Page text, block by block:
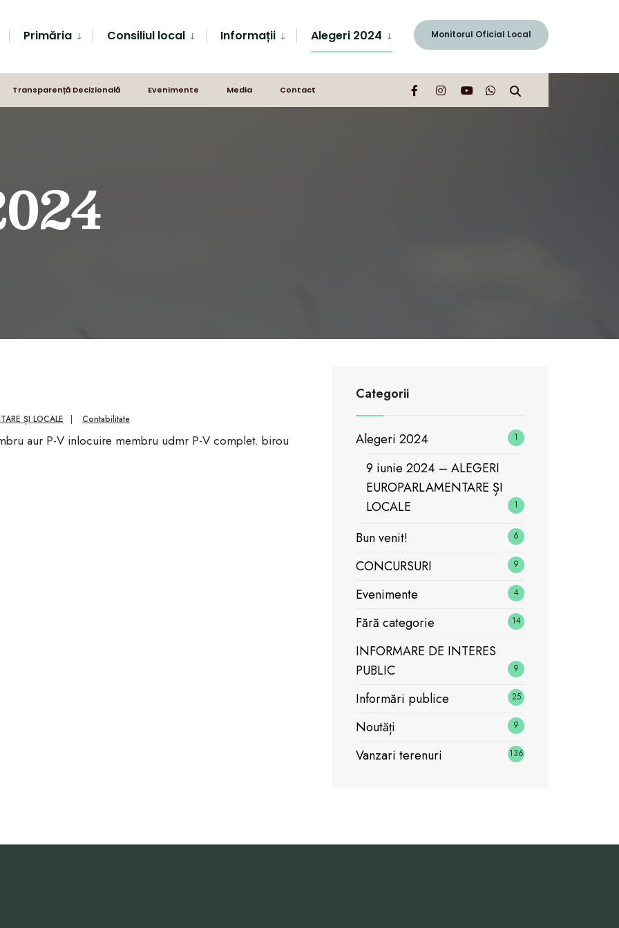
Primăria Consiliul local Informații Monitorul Oficial Local
Alegeri 2024
Transparență Decizională Evenimente Media Contact
ȘI LOCALE | Contabilitate
aur P-V inlocuire membru udmr P-V complet. birou
Categorii
Alegeri 2024 1
9 iunie 2024 – ALEGERI
EUROPARLAMENTARE ȘI
LOCALE
1
Bun venit! 6
CONCURSURI 9
Evenimente 4
Fără categorie 14
INFORMARE DE INTERES
PUBLIC
9
Informări publice 25
Noutăți 9
Vanzari terenuri 136
Window